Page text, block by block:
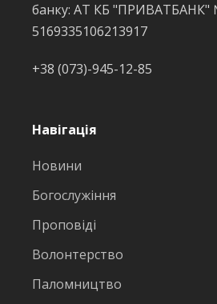
банку: АТ КБ "ПРИВАТБАНК"
5169335106213917
+38 (073)-945-12-85
Навігація
Новини
Богослужіння
Проповіді
Волонтерство
Паломництво